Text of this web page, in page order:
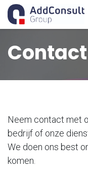
Overslaan naar inhoud
Contact
Neem contact met
bedrijf of onze
We doen ons best
komen.